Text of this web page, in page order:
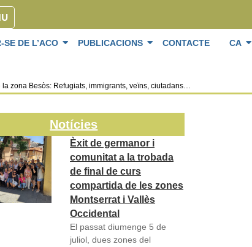
SE DE L’ACO PUBLICACIONS CONTACTE CA
la zona Besòs: Refugiats, immigrants, veïns, ciutadans…
Notícies
Èxit de germanor i
comunitat a la trobada
de final de curs
compartida de les zones
Montserrat i Vallès
Occidental
El passat diumenge 5 de
juliol, dues zones del